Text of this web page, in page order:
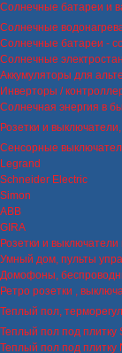
Солнечные батареи и
Солнечные
Солнечные батареи -
Солнечные
Аккумуляторы для
Инверторы /
Солнечная энергия в
Розетки и
Сенсорные
Legrand
Schneider Electric
Simon
ABB
GIRA
Розетки и
Умный дом, пульты
Домофоны,
Ретро розетки ,
Теплый пол,
Теплый пол под плитку
Теплый пол под плитку